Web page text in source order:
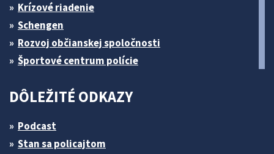
Krízové riadenie
Schengen
Rozvoj občianskej spoločnosti
Športové centrum polície
DÔLEŽITÉ ODKAZY
Podcast
Stan sa policajtom